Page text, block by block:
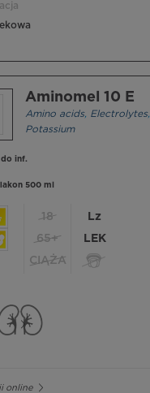
Aminomel 10 E
Amino acids, Electrolytes,
Potassium
inf.
500 ml
18
65+
CIĄŻA
Lz
LEK
online